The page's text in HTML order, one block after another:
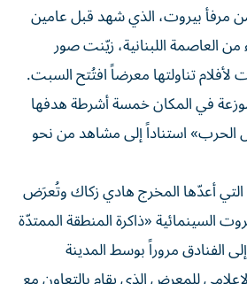
مرفأ بيروت، الذي شهد قبل عامين
العاصمة اللبنانية، زيّنت صور
تناولتها معرضاً افتُتح السبت.
في المكان خمسة أشرطة هدفها
استناداً إلى مشاهد من نحو
التي أعدّها المخرج هادي زكاك وتُعرَض
السينمائية «ذاكرة المنطقة الممتدّة
الفنادق مروراً بوسط المدينة